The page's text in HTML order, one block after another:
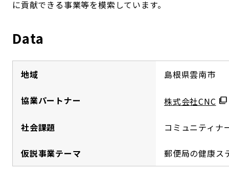
に貢献できる事業等を模索しています。
Data
地域 島根県雲南市
協業パートナー 株式会社CNC
社会課題 コミュニティナ
仮説事業テーマ 郵便局の健康ス